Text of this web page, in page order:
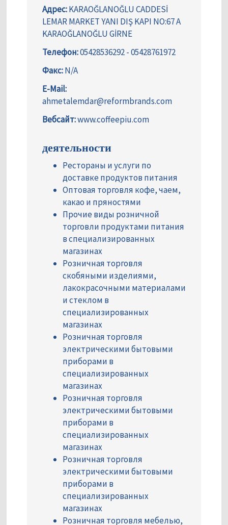
Адрес:KARAOĞLANOĞLU CADDESİ
LEMAR MARKET YANI DIŞ KAPI NO:67 A
KARAOĞLANOĞLU GİRNE
Телефон:05428536292 - 05428761972
Факс:N/A
E-Mail:
ahmetalemdar@reformbrands.com
Вебсайт:www.coffeepiu.com
деятельности
Рестораны и услуги по
доставке продуктов питания
Оптовая торговля кофе, чаем,
какао и пряностями
Прочие виды розничной
торговли продуктами питания
в специализированных
магазинах
Розничная торговля
скобяными изделиями,
лакокрасочными материалами
и стеклом в
специализированных
магазинах
Розничная торговля
электрическими бытовыми
приборами в
специализированных
магазинах
Розничная торговля
электрическими бытовыми
приборами в
специализированных
магазинах
Розничная торговля
электрическими бытовыми
приборами в
специализированных
магазинах
Розничная торговля мебелью,